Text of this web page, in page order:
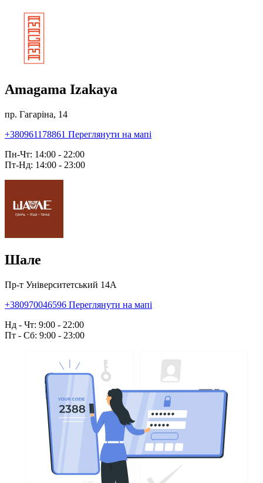
Amagama Izakaya
пр. Гагаріна, 14
+380961178861 Переглянути на мапі
Пн-Чт: 14:00 - 22:00
Пт-Нд: 14:00 - 23:00
Шале
Пр-т Університетський 14А
+380970046596 Переглянути на мапі
Нд - Чт: 9:00 - 22:00
Пт - Сб: 9:00 - 23:00